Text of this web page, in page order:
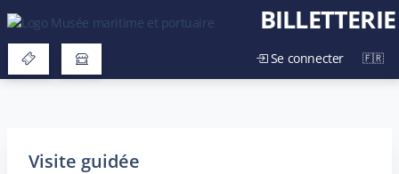
BILLETTERIE
Se connecter
Visite guidée